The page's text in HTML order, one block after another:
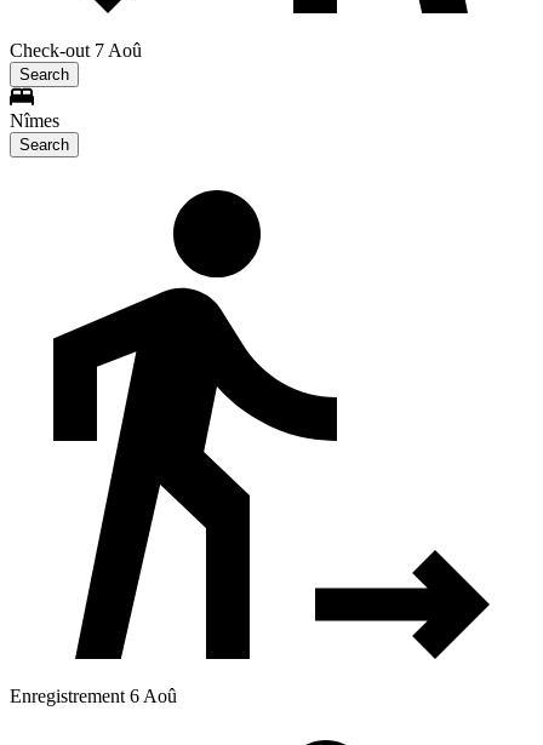
Check-out 7 Aoû
Search
Nîmes
Search
Enregistrement 6 Aoû